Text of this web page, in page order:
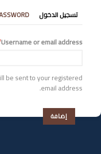
التبويبات
الأساسية
تسجيل الدخول
Username or email address
be sent to your registered
email address.